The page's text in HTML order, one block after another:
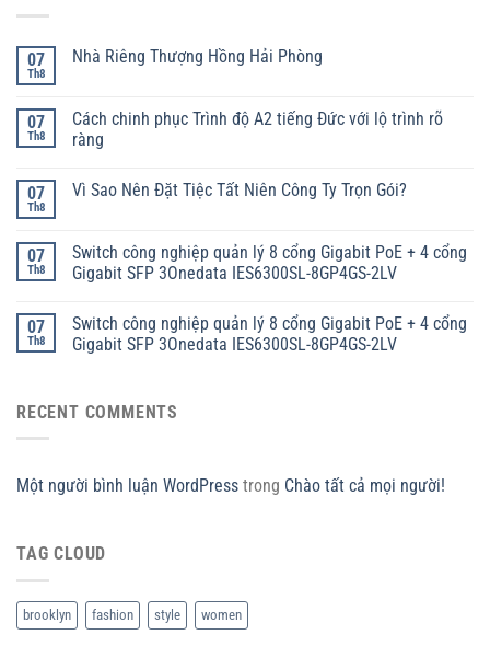
07
Th8
Nhà Riêng Thượng Hồng Hải Phòng
07
Th8
Cách chinh phục Trình độ A2 tiếng Đức với lộ trình rõ
ràng
07
Th8
Vì Sao Nên Đặt Tiệc Tất Niên Công Ty Trọn Gói?
07
Th8
Switch công nghiệp quản lý 8 cổng Gigabit PoE + 4 cổng
Gigabit SFP 3Onedata IES6300SL-8GP4GS-2LV
07
Th8
Switch công nghiệp quản lý 8 cổng Gigabit PoE + 4 cổng
Gigabit SFP 3Onedata IES6300SL-8GP4GS-2LV
RECENT COMMENTS
Một người bình luận WordPress trong Chào tất cả mọi người!
TAG CLOUD
brooklyn fashion style women